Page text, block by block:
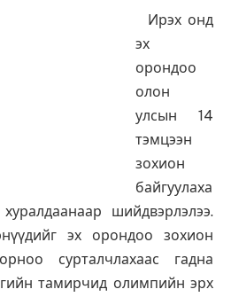
Ирэх онд
эх
орондоо
олон
улсын 14
тэмцээн
зохион
байгуулаха
шийдвэрлэлээ.
эх орондоо зохион
сурталчлахаас гадна
тамирчид олимпийн эрх